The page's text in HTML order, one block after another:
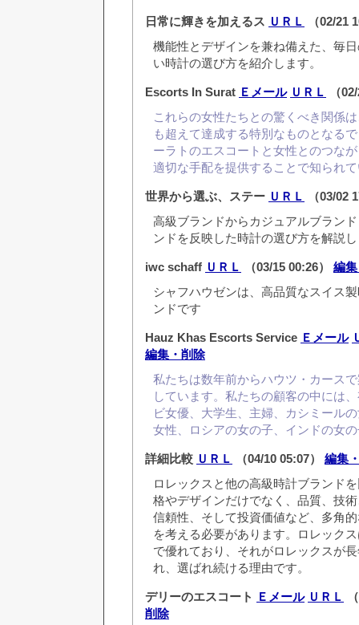
日常に輝きを加えるス ＵＲＬ
（02/21
機能性とデザインを兼ね備えた、毎
い時計の選び方を紹介します。
Escorts In Surat Ｅメール ＵＲＬ
（
これらの女性たちとの驚くべき関係
も超えて達成する特別なものとなる
ーラトのエスコートと女性とのつな
適切な手配を提供することで知られ
世界から選ぶ、ステー ＵＲＬ
（03/02
高級ブランドからカジュアルブラン
ンドを反映した時計の選び方を解説
iwc schaff ＵＲＬ （03/15 00:26） 編
シャフハウゼンは、高品質なスイス
ンドです
Hauz Khas Escorts Service Ｅメール
編集・削除
私たちは数年前からハウツ・カース
しています。私たちの顧客の中には
ビ女優、大学生、主婦、カシミール
女性、ロシアの女の子、インドの女
詳細比較 ＵＲＬ （04/10 05:07） 編集
ロレックスと他の高級時計ブランド
格やデザインだけでなく、品質、技
信頼性、そして投資価値など、多角
を考える必要があります。ロレック
で優れており、それがロレックスが
れ、選ばれ続ける理由です。
デリーのエスコート Ｅメール ＵＲＬ
削除